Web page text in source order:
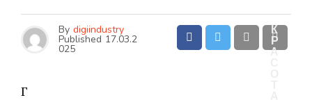
К
Р
А
By digiindustry
Published 17.03.2
025
Г